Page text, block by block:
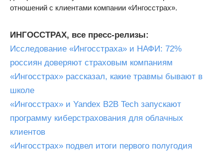
отношений с клиентами компании «Ингосстрах».
ИНГОССТРАХ, все пресс-релизы:
Исследование «Ингосстраха» и НАФИ: 72%
россиян доверяют страховым компаниям
«Ингосстрах» рассказал, какие травмы бывают в
школе
«Ингосстрах» и Yandex B2B Tech запускают
программу киберстрахования для облачных
клиентов
«Ингосстрах» подвел итоги первого полугодия